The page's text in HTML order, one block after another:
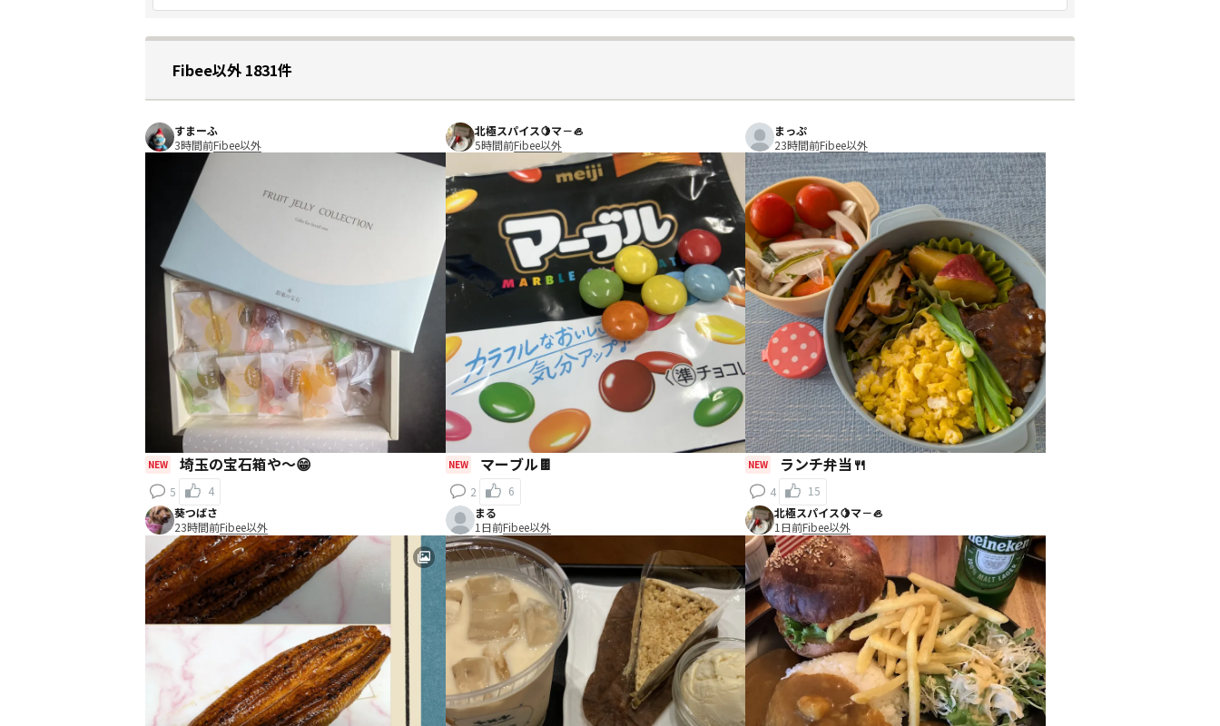
Fibee以外 1831件
すまーふ
3時間前Fibee以外
NEW 埼玉の宝石箱や〜😁
5 4
北極スパイス🍋マ－🦪
5時間前Fibee以外
NEW マーブル🍫
2 6
まっぷ
23時間前Fibee以外
NEW ランチ弁当🍴
4
15
葵つばさ
23時間前Fibee以外
まる
1日前Fibee以外
北極スパイス🍋マ－🦪
1日前Fibee以外